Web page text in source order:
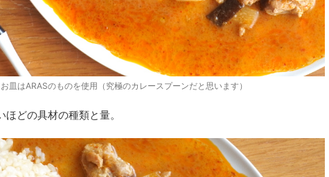
皿はARASのものを使用（究極のカレースプーンだと思います）
どの具材の種類と量。